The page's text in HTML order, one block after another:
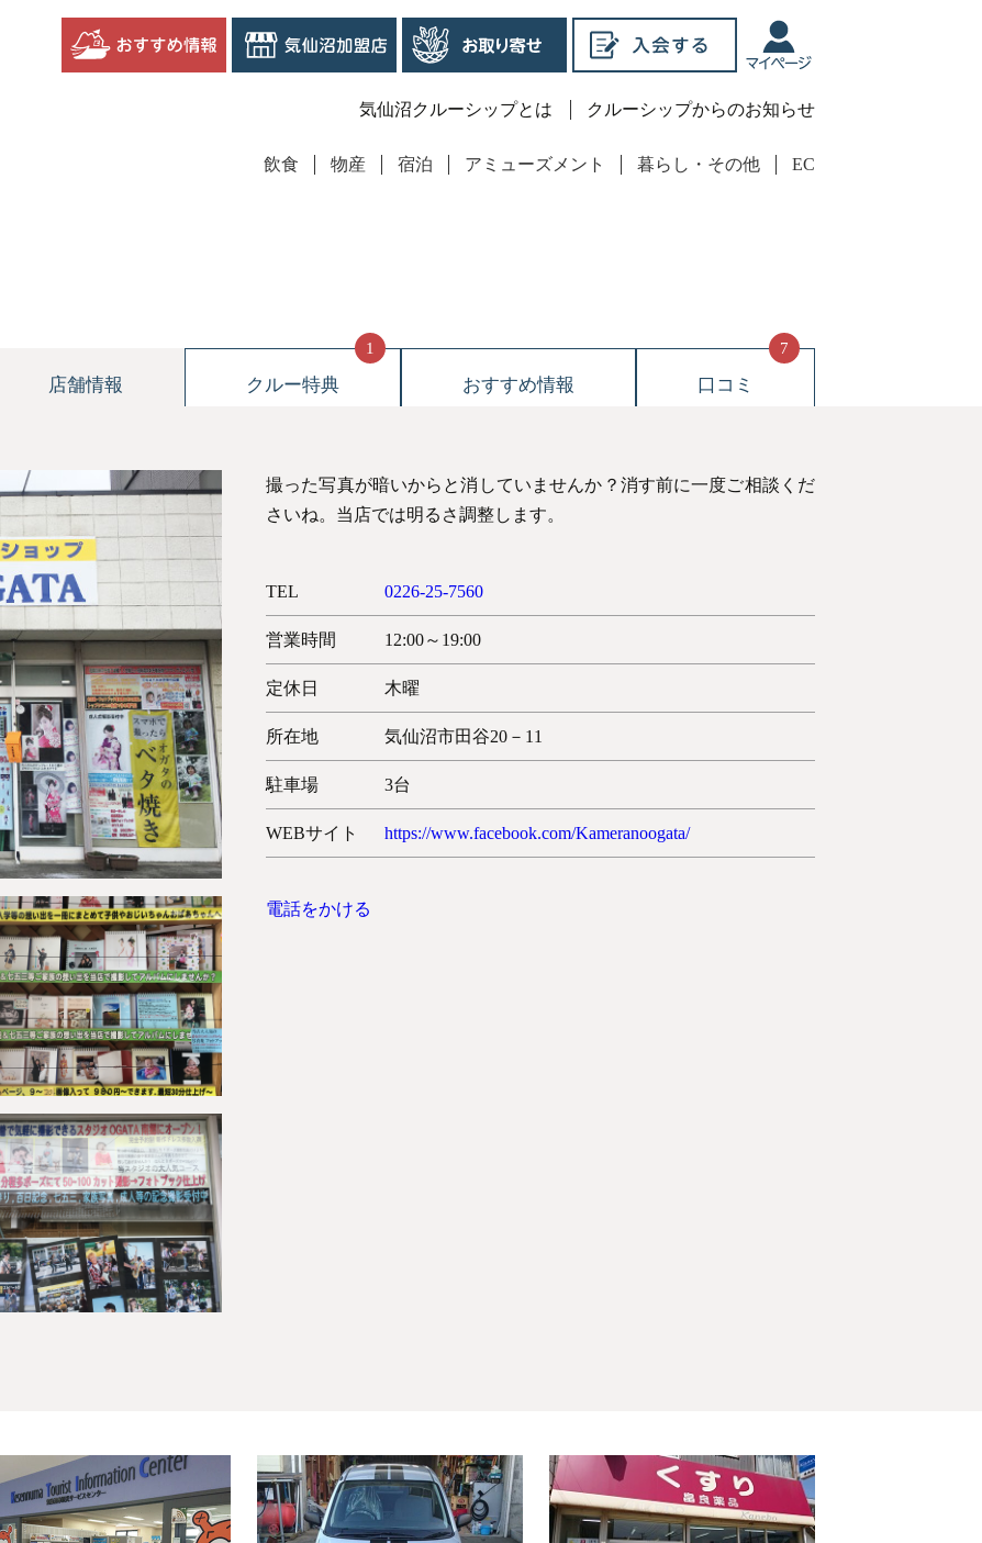
気仙沼クルーシップとは クルーシップからのお知らせ
飲食 物産 宿泊 アミューズメント 暮らし・その他 EC
撮った写真が暗いからと消していませんか？消す前に一度ご相談くだ
さいね。当店では明るさ調整します。
TEL 0226-25-7560
営業時間 12:00～19:00
定休日 木曜
所在地 気仙沼市田谷20－11
駐車場 3台
WEBサイト https://www.facebook.com/Kameranoogata/
電話をかける
店舗情報 クルー特典
1
おすすめ情報 口コミ
7